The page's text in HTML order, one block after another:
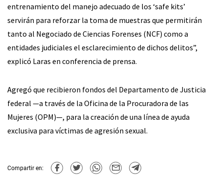
entrenamiento del manejo adecuado de los ‘safe kits’
servirán para reforzar la toma de muestras que permitirán
tanto al Negociado de Ciencias Forenses (NCF) como a
entidades judiciales el esclarecimiento de dichos delitos”,
explicó Laras en conferencia de prensa.
Agregó que recibieron fondos del Departamento de Justicia
federal —a través de la Oficina de la Procuradora de las
Mujeres (OPM)—, para la creación de una línea de ayuda
exclusiva para víctimas de agresión sexual.
Compartir en: